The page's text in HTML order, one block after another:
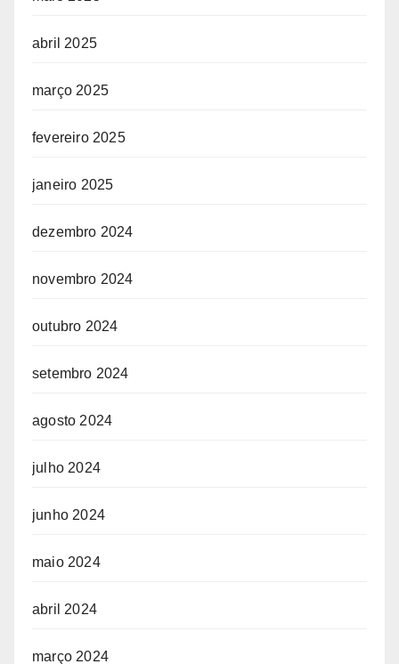
abril 2025
março 2025
fevereiro 2025
janeiro 2025
dezembro 2024
novembro 2024
outubro 2024
setembro 2024
agosto 2024
julho 2024
junho 2024
maio 2024
abril 2024
março 2024